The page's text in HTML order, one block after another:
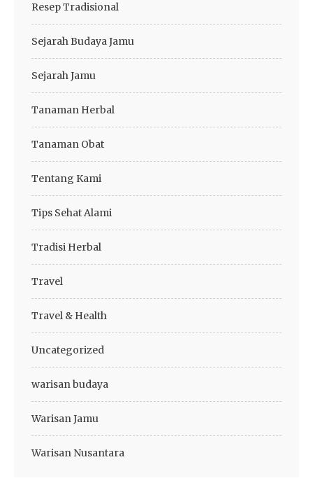
Resep Tradisional
Sejarah Budaya Jamu
Sejarah Jamu
Tanaman Herbal
Tanaman Obat
Tentang Kami
Tips Sehat Alami
Tradisi Herbal
Travel
Travel & Health
Uncategorized
warisan budaya
Warisan Jamu
Warisan Nusantara